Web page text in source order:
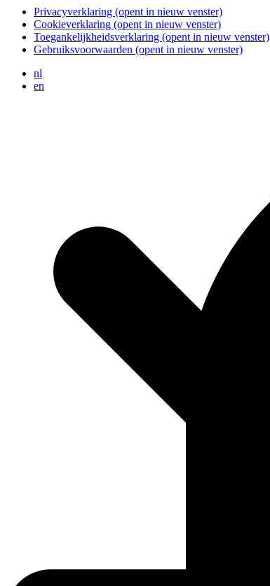
Privacyverklaring (opent in nieuw venster)
Cookieverklaring (opent in nieuw venster)
Toegankelijkheidsverklaring (opent in nieuw venster)
Gebruiksvoorwaarden (opent in nieuw venster)
nl
en